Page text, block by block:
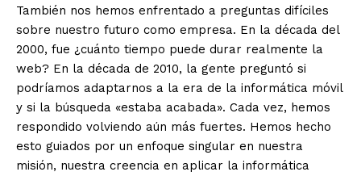
También nos hemos enfrentado a preguntas difíciles
sobre nuestro futuro como empresa. En la década del
2000, fue ¿cuánto tiempo puede durar realmente la
web? En la década de 2010, la gente preguntó si
podríamos adaptarnos a la era de la informática móvil
y si la búsqueda «estaba acabada». Cada vez, hemos
respondido volviendo aún más fuertes. Hemos hecho
esto guiados por un enfoque singular en nuestra
misión, nuestra creencia en aplicar la informática